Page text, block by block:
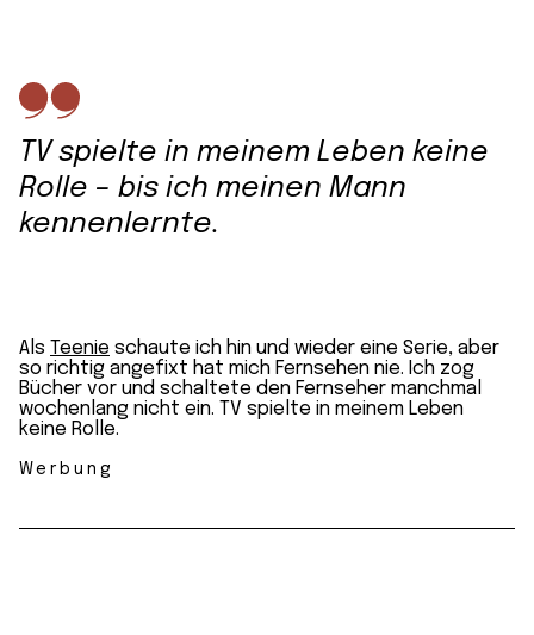
TV spielte in meinem Leben keine
Rolle – bis ich meinen Mann
kennenlernte.
Als Teenie schaute ich hin und wieder eine Serie, aber
so richtig angefixt hat mich Fernsehen nie. Ich zog
Bücher vor und schaltete den Fernseher manchmal
wochenlang nicht ein. TV spielte in meinem Leben
keine Rolle.
Werbung